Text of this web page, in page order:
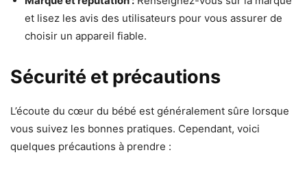
et lisez les avis des utilisateurs pour vous assurer de
choisir un appareil fiable.
Sécurité et précautions
L’écoute du cœur du bébé est généralement sûre lorsque
vous suivez les bonnes pratiques. Cependant, voici
quelques précautions à prendre :